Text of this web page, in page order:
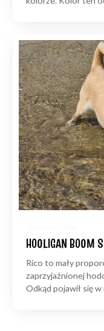
HOOLIGAN
Rico to mały
zaprzyjaźnionej
Odkąd pojawił się